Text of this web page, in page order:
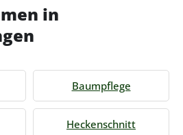
in
Baumpflege
Heckenschnitt